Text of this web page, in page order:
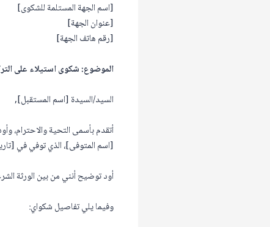
[اسم الجهة المستلمة للشكوى]
[عنوان الجهة]
[رقم هاتف الجهة]
الموضوع: شكوى استيلاء على
السيد/السيدة [اسم المستقبل],
أتقدم بأسمى التحية
[اسم المتوفى]، الذي توفي في
أود توضيح أنني من بين الورثة
وفيما يلي تفاصيل شكواي: